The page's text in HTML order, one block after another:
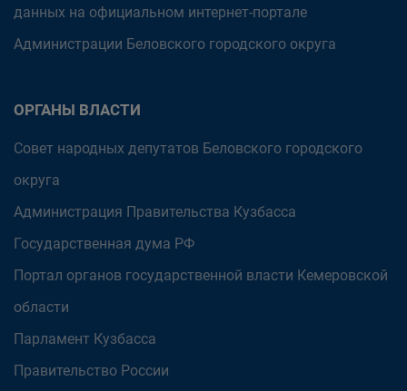
данных на официальном интернет-портале
Администрации Беловского городского округа
ОРГАНЫ ВЛАСТИ
Совет народных депутатов Беловского городского
округа
Администрация Правительства Кузбасса
Государственная дума РФ
Портал органов государственной власти Кемеровской
области
Парламент Кузбасса
Правительство России